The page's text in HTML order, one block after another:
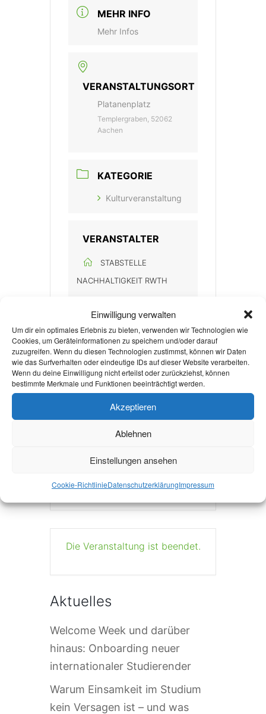
Einwilligung verwalten
Um dir ein optimales Erlebnis zu bieten, verwenden wir Technologien wie
Cookies, um Geräteinformationen zu speichern und/oder darauf
zuzugreifen. Wenn du diesen Technologien zustimmst, können wir Daten
wie das Surfverhalten oder eindeutige IDs auf dieser Website verarbeiten.
Wenn du deine Einwilligung nicht erteilst oder zurückziehst, können
bestimmte Merkmale und Funktionen beeinträchtigt werden.
Akzeptieren
Ablehnen
Einstellungen ansehen
Cookie-RichtlinieDatenschutzerklärungImpressum
MEHR INFO
Mehr Infos
VERANSTALTUNGSORT
Platanenplatz
Templergraben, 52062
Aachen
KATEGORIE
Kulturveranstaltung
VERANSTALTER
STABSTELLE
NACHHALTIGKEIT RWTH
Mehr Infos
+ Zu Google Kalender hinzufügen
+ iCal / Outlook export
Die Veranstaltung ist beendet.
Aktuelles
Welcome Week und darüber
hinaus: Onboarding neuer
internationaler Studierender
Warum Einsamkeit im Studium
kein Versagen ist – und was